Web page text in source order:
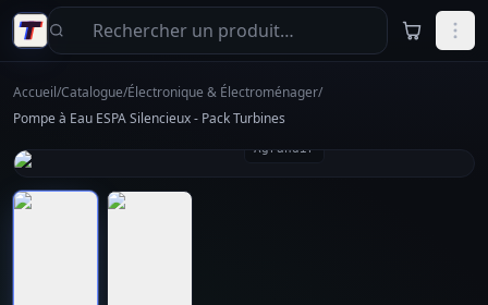
Aller au contenu principal
Accueil/Catalogue/Électronique & Électroménager/
Pompe à Eau ESPA Silencieux - Pack Turbines
Agrandir